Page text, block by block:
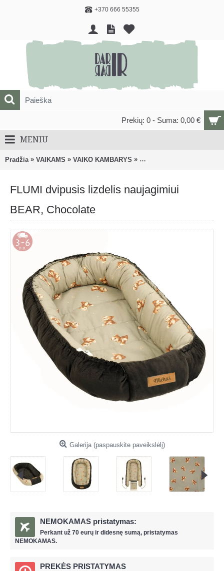
+370 666 55355
Prekių: 0 - Suma: 0,00 €
MENIU
Pradžia » VAIKAMS » VAIKO KAMBARYS » Gultukai, supamos kėdutės
FLUMI dvipusis lizdelis naujagimiui
BEAR, Chocolate
Galerija (paspauskite paveikslėlį)
NEMOKAMAS pristatymas:
Perkant už 70 eurų ir didesnę sumą, pristatymas
NEMOKAMAS.
PREKĖS PRISTATYMAS